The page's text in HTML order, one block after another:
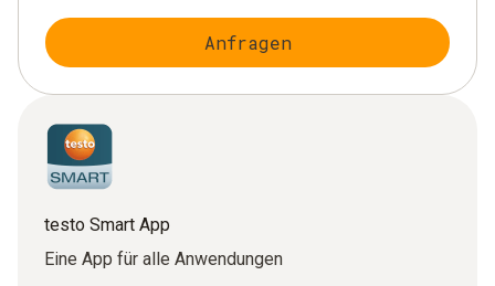
Anfragen
testo Smart App
Eine App für alle Anwendungen